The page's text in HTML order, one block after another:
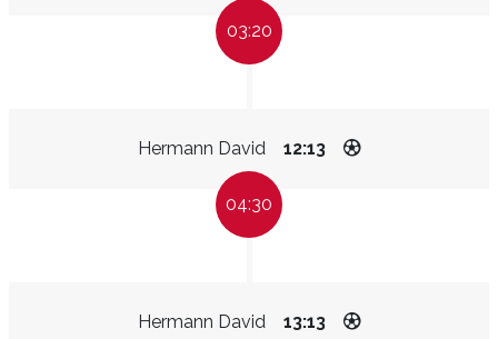
03:20
Hermann David 12:13
04:30
Hermann David 13:13